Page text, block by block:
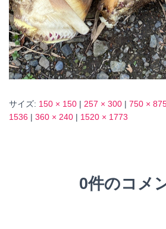
サイズ: 150 × 150 | 257 × 300 | 750 ×
1536 | 360 × 240 | 1520 × 1773
0件のコメ